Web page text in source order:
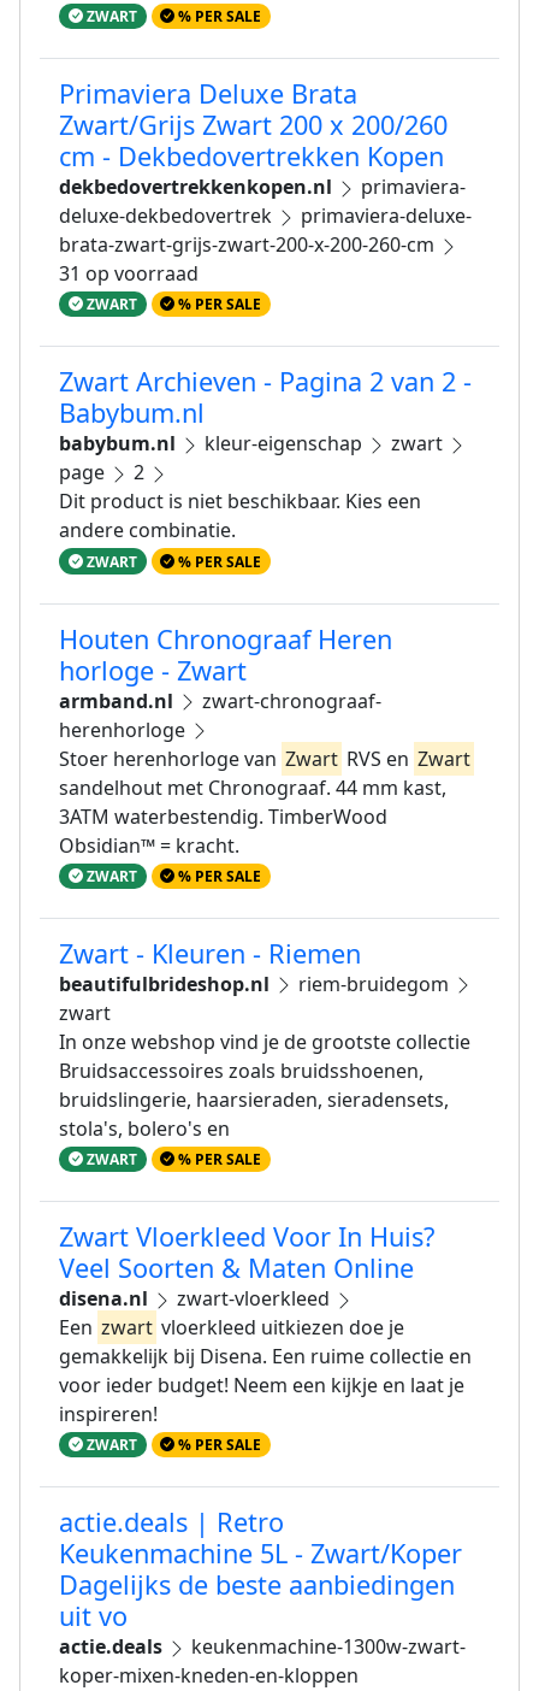
ZWART % PER SALE
Primaviera Deluxe Brata
Zwart/Grijs Zwart 200 x 200/260
cm - Dekbedovertrekken Kopen
dekbedovertrekkenkopen.nl
primaviera-
deluxe-dekbedovertrek
primaviera-deluxe-
brata-zwart-grijs-zwart-200-x-200-260-cm
31 op voorraad
ZWART % PER SALE
Zwart Archieven - Pagina 2 van 2 -
Babybum.nl
babybum.nl kleur-eigenschap
zwart
page
2
Dit product is niet beschikbaar. Kies een
andere combinatie.
ZWART % PER SALE
Houten Chronograaf Heren
horloge - Zwart
armband.nl
zwart-chronograaf-
herenhorloge
Stoer herenhorloge van Zwart RVS en Zwart
sandelhout met Chronograaf. 44 mm kast,
3ATM waterbestendig. TimberWood
Obsidian™ = kracht.
ZWART % PER SALE
Zwart - Kleuren - Riemen
beautifulbrideshop.nl
riem-bruidegom
zwart
In onze webshop vind je de grootste collectie
Bruidsaccessoires zoals bruidsshoenen,
bruidslingerie, haarsieraden, sieradensets,
stola's, bolero's en
ZWART % PER SALE
Zwart Vloerkleed Voor In Huis?
Veel Soorten & Maten Online
disena.nl
zwart-vloerkleed
Een zwart vloerkleed uitkiezen doe je
gemakkelijk bij Disena. Een ruime collectie en
voor ieder budget! Neem een kijkje en laat je
inspireren!
ZWART % PER SALE
actie.deals | Retro
Keukenmachine 5L - Zwart/Koper
Dagelijks de beste aanbiedingen
uit vo
actie.deals
keukenmachine-1300w-zwart-
koper-mixen-kneden-en-kloppen